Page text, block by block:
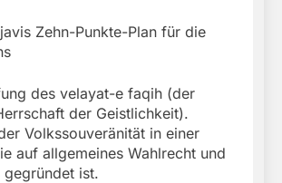
Zehn-Punkte-Plan für die
des velayat-e faqih (der
der Geistlichkeit).
Volkssouveränität in einer
auf allgemeines Wahlrecht und
gegründet ist.